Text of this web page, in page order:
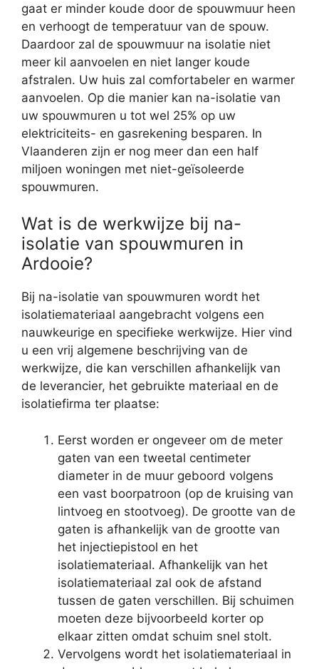
gaat er minder koude door de spouwmuur heen
en verhoogt de temperatuur van de spouw.
Daardoor zal de spouwmuur na isolatie niet
meer kil aanvoelen en niet langer koude
afstralen. Uw huis zal comfortabeler en warmer
aanvoelen. Op die manier kan na-isolatie van
uw spouwmuren u tot wel 25% op uw
elektriciteits- en gasrekening besparen. In
Vlaanderen zijn er nog meer dan een half
miljoen woningen met niet-geïsoleerde
spouwmuren.
Wat is de werkwijze bij na-
isolatie van spouwmuren in
Ardooie?
Bij na-isolatie van spouwmuren wordt het
isolatiemateriaal aangebracht volgens een
nauwkeurige en specifieke werkwijze. Hier vind
u een vrij algemene beschrijving van de
werkwijze, die kan verschillen afhankelijk van
de leverancier, het gebruikte materiaal en de
isolatiefirma ter plaatse:
Eerst worden er ongeveer om de meter
gaten van een tweetal centimeter
diameter in de muur geboord volgens
een vast boorpatroon (op de kruising van
lintvoeg en stootvoeg). De grootte van de
gaten is afhankelijk van de grootte van
het injectiepistool en het
isolatiemateriaal. Afhankelijk van het
isolatiemateriaal zal ook de afstand
tussen de gaten verschillen. Bij schuimen
moeten deze bijvoorbeeld korter op
elkaar zitten omdat schuim snel stolt.
Vervolgens wordt het isolatiemateriaal in